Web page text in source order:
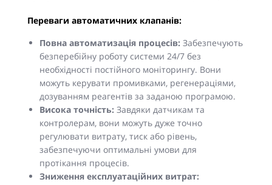
Переваги автоматичних клапанів:
Повна автоматизація процесів: Забезпечують
безперебійну роботу системи 24/7 без
необхідності постійного моніторингу. Вони
можуть керувати промивками, регенераціями,
дозуванням реагентів за заданою програмою.
Висока точність: Завдяки датчикам та
контролерам, вони можуть дуже точно
регулювати витрату, тиск або рівень,
забезпечуючи оптимальні умови для
протікання процесів.
Зниження експлуатаційних витрат: